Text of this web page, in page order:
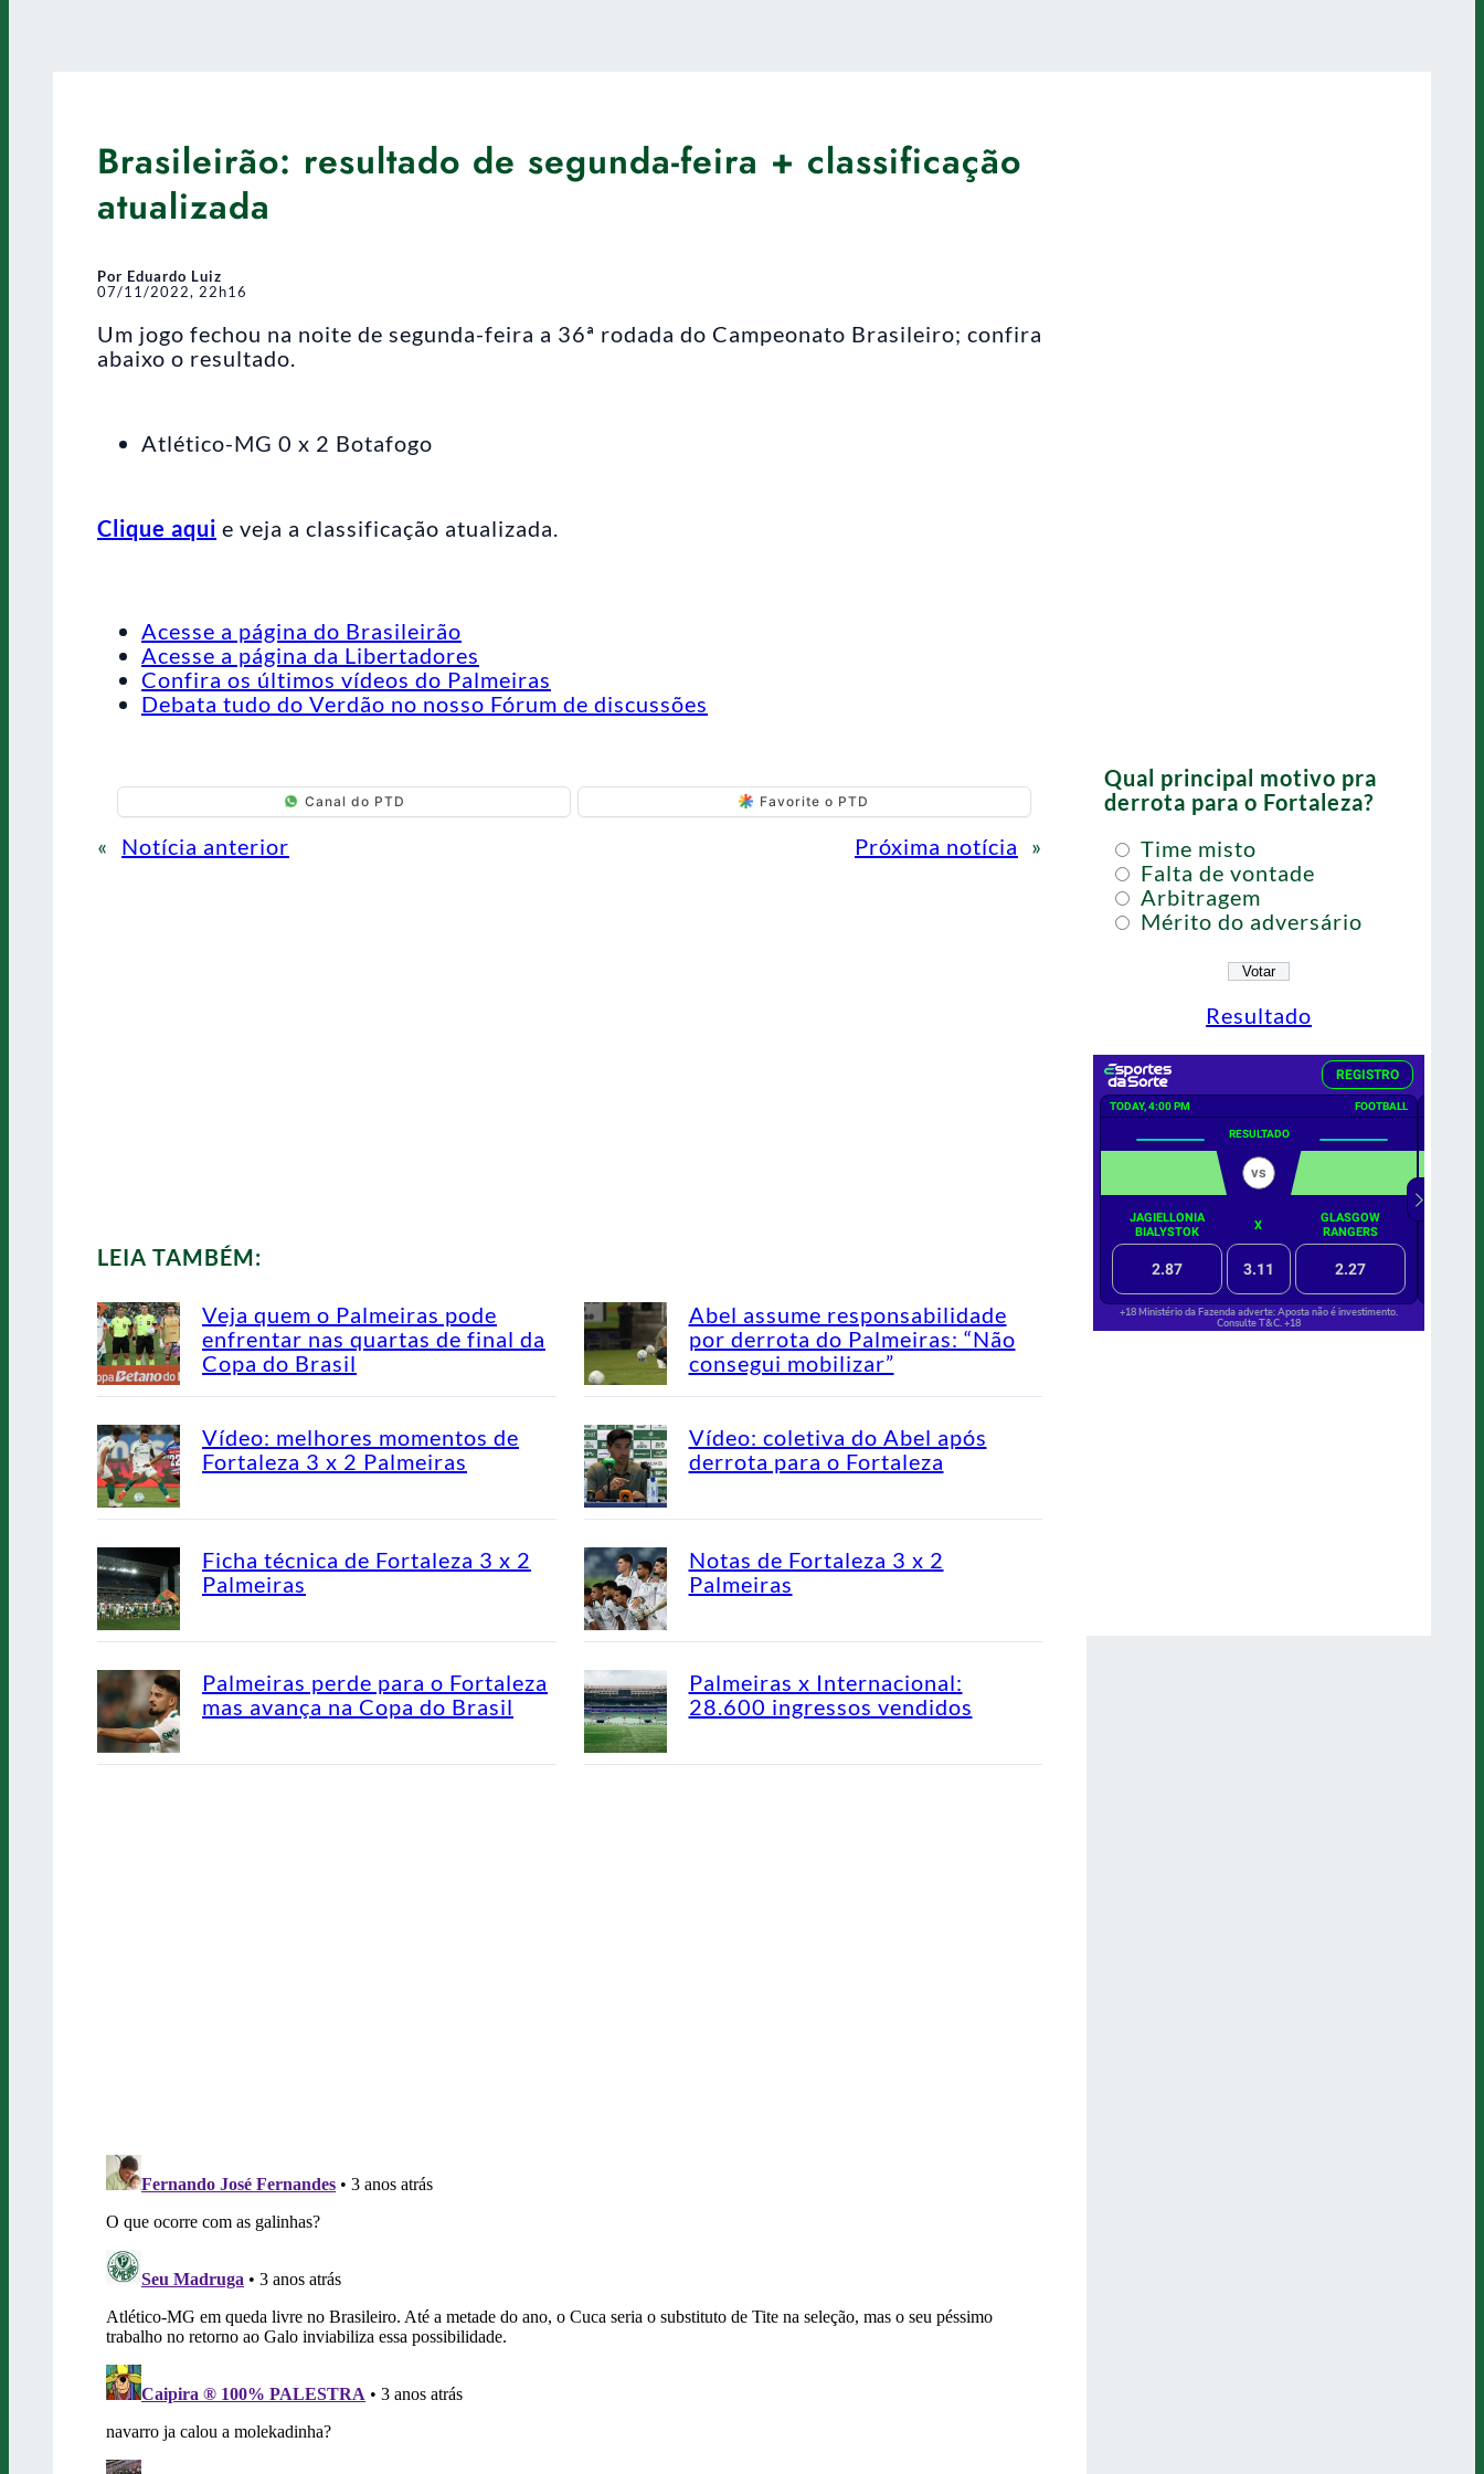
Brasileirão: resultado de segunda-feira + classificação
atualizada
Por Eduardo Luiz
07/11/2022, 22h16
Um jogo fechou na noite de segunda-feira a 36ª rodada do Campeonato Brasileiro; confira
abaixo o resultado.
Atlético-MG 0 x 2 Botafogo
Clique aqui e veja a classificação atualizada.
Acesse a página do Brasileirão
Acesse a página da Libertadores
Confira os últimos vídeos do Palmeiras
Debata tudo do Verdão no nosso Fórum de discussões
Canal do PTD Favorite o PTD
« Notícia anterior Próxima notícia »
LEIA TAMBÉM:
Veja quem o Palmeiras pode
enfrentar nas quartas de final da
Copa do Brasil
Abel assume responsabilidade
por derrota do Palmeiras: “Não
consegui mobilizar”
Vídeo: melhores momentos de
Fortaleza 3 x 2 Palmeiras
Vídeo: coletiva do Abel após
derrota para o Fortaleza
Ficha técnica de Fortaleza 3 x 2
Palmeiras
Notas de Fortaleza 3 x 2
Palmeiras
Palmeiras perde para o Fortaleza
mas avança na Copa do Brasil
Palmeiras x Internacional:
28.600 ingressos vendidos
Qual principal motivo pra
derrota para o Fortaleza?
Time misto
Falta de vontade
Arbitragem
Mérito do adversário
Resultado